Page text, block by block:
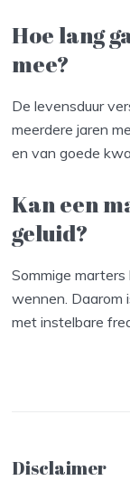
Hoe lang
mee?
De levensduur
meerdere jaren
en van goede
Kan een
geluid?
Sommige
wennen. Daarom
met instelbare
Disclaimer